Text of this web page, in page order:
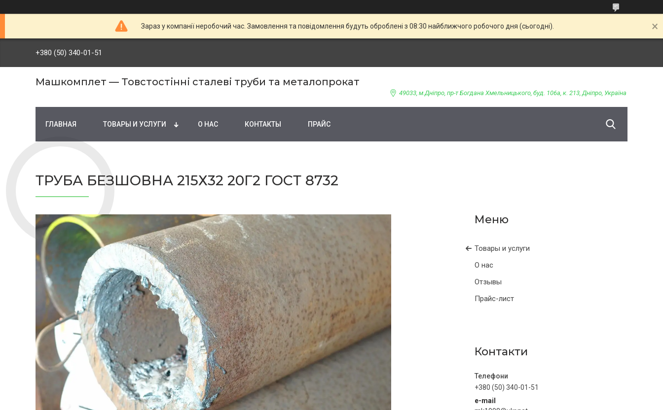
Зараз у компанії неробочий час. Замовлення та повідомлення будуть оброблені з 08:30 найближчого робочого дня (сьогодні).
+380 (50) 340-01-51
Машкомплет — Товстостінні сталеві труби та металопрокат
49033, м.Дніпро, пр-т Богдана Хмельницького, буд. 106а, к. 213, Дніпро, Україна
ГЛАВНАЯ ТОВАРЫ И УСЛУГИ О НАС КОНТАКТЫ ПРАЙС
ТРУБА БЕЗШОВНА 215Х32 20Г2 ГОСТ 8732
Товары и услуги
О нас
Отзывы
Прайс-лист
Контакти
+380 (50) 340-01-51
e-mail